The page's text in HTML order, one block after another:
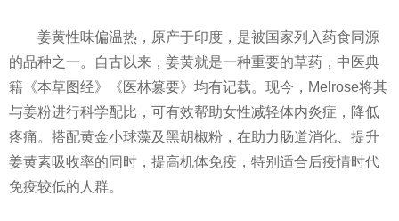
姜黄性味偏温热，原产于印度，是被国家列入药食同源
的品种之一。自古以来，姜黄就是一种重要的草药，中医典
籍《本草图经》《医林篡要》均有记载。现今，Melrose将其
与姜粉进行科学配比，可有效帮助女性减轻体内炎症，降低
疼痛。搭配黄金小球藻及黑胡椒粉，在助力肠道消化、提升
姜黄素吸收率的同时，提高机体免疫，特别适合后疫情时代
免疫较低的人群。